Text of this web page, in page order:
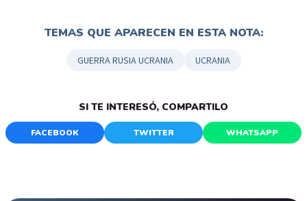
TEMAS QUE APARECEN EN ESTA NOTA:
GUERRA RUSIA UCRANIA UCRANIA
SI TE INTERESÓ, COMPARTILO
FACEBOOK TWITTER WHATSAPP